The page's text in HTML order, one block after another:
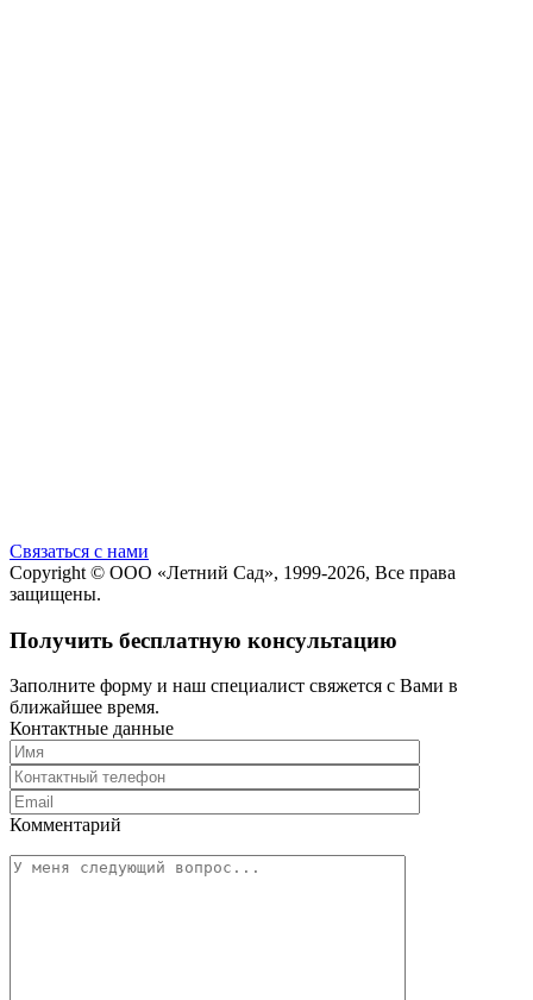
Cвязаться с нами
Copyright © ООО «Летний Сад», 1999-2026, Все права
защищены.
Получить бесплатную консультацию
Заполните форму и наш специалист свяжется с Вами в
ближайшее время.
Контактные данные
Комментарий